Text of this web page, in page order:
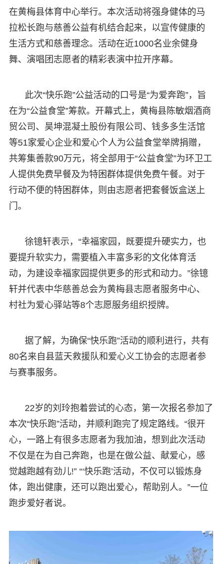
在黄梅县体育中心举行。本次活动将强身健体的马
拉松长跑与慈善公益有机结合起来，以宣传健康的
生活方式和慈善理念。活动在近1000名业余健身
舞、演唱团志愿者的精彩表演中拉开序幕。
此次“快乐跑”公益活动的口号是“为爱奔跑”，旨
在为“公益食堂”筹款。开幕式上，黄梅县陈敏烟酒商
贸公司、昊坤混凝土股份有限公司、钱多多生活馆
等51家爱心企业和爱心个人为公益食堂举牌捐赠，
共筹集善款90万元，将全部用于“公益食堂”为环卫工
人提供免费早餐及为特困群体提供免费午餐。对于
行动不便的特困群体，则由志愿者把套餐饭盒送上
门。
徐镱轩表示，“幸福家园，既要提升硬实力，也
要提升软实力，需要植入丰富多彩的文化体育活
动，为建设幸福家园提供更多的形式和动力。”徐镱
轩并代表中华慈善总会为黄梅县志愿者服务中心、
村社为爱心驿站等8个志愿服务组织授牌。
据了解，为确保“快乐跑”活动的顺利进行，共有
80名来自县蓝天救援队和爱心义工协会的志愿者参
与赛事服务。
22岁的刘玲抱着尝试的心态，第一次报名参加了
本次“快乐跑”活动，并顺利跑完了规定路线。“很开
心，一路上有很多志愿者为我加油，想到此次活动
不仅是在为自己奔跑，也是在做公益、献爱心，感
觉越跑越有劲儿!” “‘快乐跑’活动，不仅可以锻炼身
体，跑出健康，还可以跑出爱心，帮助别人。”一位
跑步爱好者说。